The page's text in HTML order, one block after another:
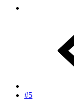
#5